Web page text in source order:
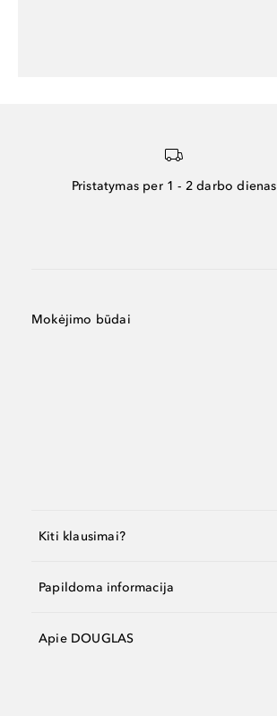
Pristatymas per 1 - 2 darbo dienas
Mokėjimo būdai
Kiti klausimai?
Papildoma informacija
Apie DOUGLAS